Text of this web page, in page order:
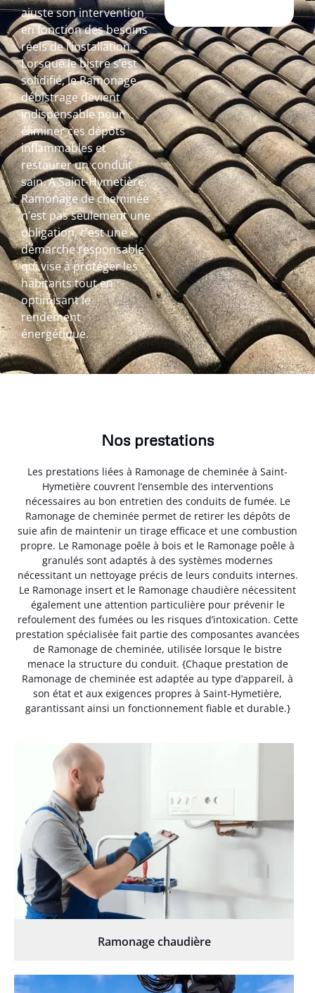
ajuste son intervention
en fonction des besoins
réels de l’installation.
Lorsque le bistre s’est
solidifié, le Ramonage
débistrage devient
indispensable pour
éliminer ces dépôts
inflammables et
restaurer un conduit
sain. A Saint-Hymetière,
Ramonage de cheminée
n’est pas seulement une
obligation, c’est une
démarche responsable
qui vise à protéger les
habitants tout en
optimisant le
rendement
énergétique.
Nos prestations
Les prestations liées à Ramonage de cheminée à Saint-
Hymetière couvrent l’ensemble des interventions
nécessaires au bon entretien des conduits de fumée. Le
Ramonage de cheminée permet de retirer les dépôts de
suie afin de maintenir un tirage efficace et une combustion
propre. Le Ramonage poêle à bois et le Ramonage poêle à
granulés sont adaptés à des systèmes modernes
nécessitant un nettoyage précis de leurs conduits internes.
Le Ramonage insert et le Ramonage chaudière nécessitent
également une attention particulière pour prévenir le
refoulement des fumées ou les risques d’intoxication. Cette
prestation spécialisée fait partie des composantes avancées
de Ramonage de cheminée, utilisée lorsque le bistre
menace la structure du conduit. {Chaque prestation de
Ramonage de cheminée est adaptée au type d’appareil, à
son état et aux exigences propres à Saint-Hymetière,
garantissant ainsi un fonctionnement fiable et durable.}
Ramonage chaudière